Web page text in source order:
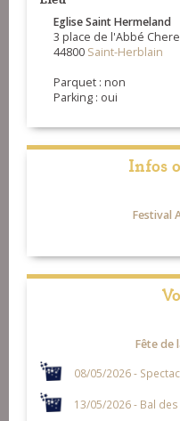
Eglise Saint Hermeland
3 place de l'Abbé
44800 Saint-Herblain
Parquet : non
Parking : oui
Infos
Festival
Fête de
08/05/2026 -
13/05/2026 - Bal